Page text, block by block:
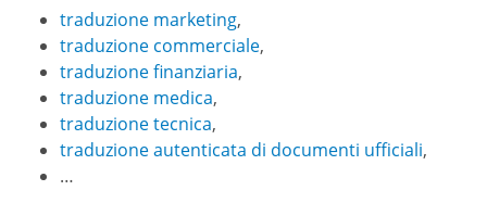
traduzione marketing,
traduzione commerciale,
traduzione finanziaria,
traduzione medica,
traduzione tecnica,
traduzione autenticata di documenti ufficiali,
…